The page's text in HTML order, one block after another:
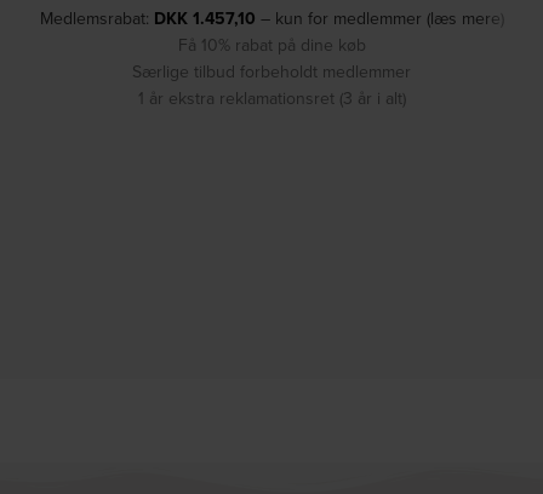
Medlemsrabat: DKK1.457,10 – kun for medlemmer (læs mere)
Få 10% rabat på dine køb
Særlige tilbud forbeholdt medlemmer
1 år ekstra reklamationsret (3 år i alt)